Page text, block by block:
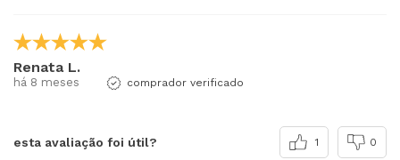
Renata L.
há 8 meses comprador verificado
esta avaliação foi útil? 1 0